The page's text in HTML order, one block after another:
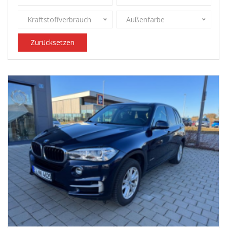
Kraftstoffverbrauch Außenfarbe
Zurücksetzen